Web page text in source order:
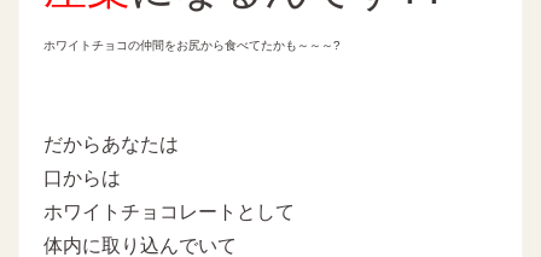
ホワイトチョコの仲間をお尻から食べてたかも～～～?
だからあなたは
口からは
ホワイトチョコレートとして
体内に取り込んでいて